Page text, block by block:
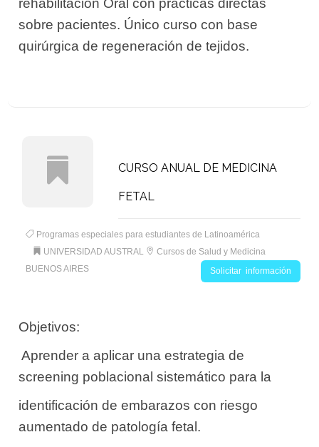
rehabilitación Oral con prácticas directas
sobre pacientes. Único curso con base
quirúrgica de regeneración de tejidos.
CURSO ANUAL DE MEDICINA
FETAL
Programas especiales para estudiantes de Latinoamérica
UNIVERSIDAD AUSTRAL
Cursos de Salud y Medicina
BUENOS AIRES
Solicitar información
Objetivos:
 Aprender a aplicar una estrategia de
screening poblacional sistemático para la
identificación de embarazos con riesgo
aumentado de patología fetal.